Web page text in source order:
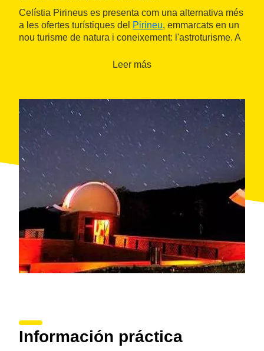
Celístia Pirineus es presenta com una alternativa més
a les ofertes turístiques del Pirineu, emmarcats en un
nou turisme de natura i coneixement: l'astroturisme. A
tast amb estrelles, també s'ofereixen altres activitats,
Leer más
Información práctica